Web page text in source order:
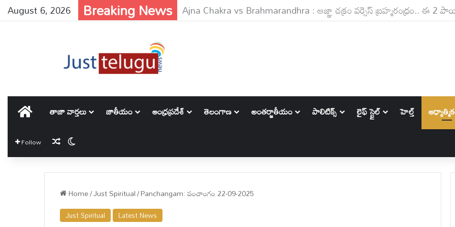
August 6, 2026 Breaking News
తాజా వార్తలు జాతీయం ఆంధ్రప్రదేశ్ తెలంగాణ అంతర్జాతీయం పాలిటిక్స్‌ లైఫ్ స్టైల్ హెల్త్
Follow Random Article
Home/Just Spiritual/Panchangam: పంచాంగం 22-09-2025
Just Spiritual Latest News